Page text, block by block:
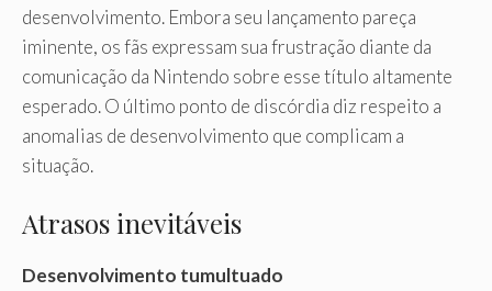
desenvolvimento. Embora seu lançamento pareça
iminente, os fãs expressam sua frustração diante da
comunicação da Nintendo sobre esse título altamente
esperado. O último ponto de discórdia diz respeito a
anomalias de desenvolvimento que complicam a
situação.
Atrasos inevitáveis
Desenvolvimento tumultuado